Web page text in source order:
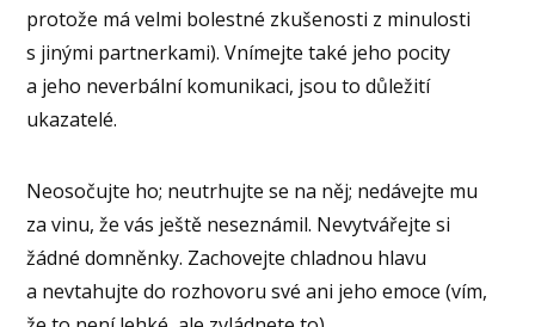
protože má velmi bolestné zkušenosti z minulosti
s jinými partnerkami). Vnímejte také jeho pocity
a jeho neverbální komunikaci, jsou to důležití
ukazatelé.
Neosočujte ho; neutrhujte se na něj; nedávejte mu
za vinu, že vás ještě neseznámil. Nevytvářejte si
žádné domněnky. Zachovejte chladnou hlavu
a nevtahujte do rozhovoru své ani jeho emoce (vím,